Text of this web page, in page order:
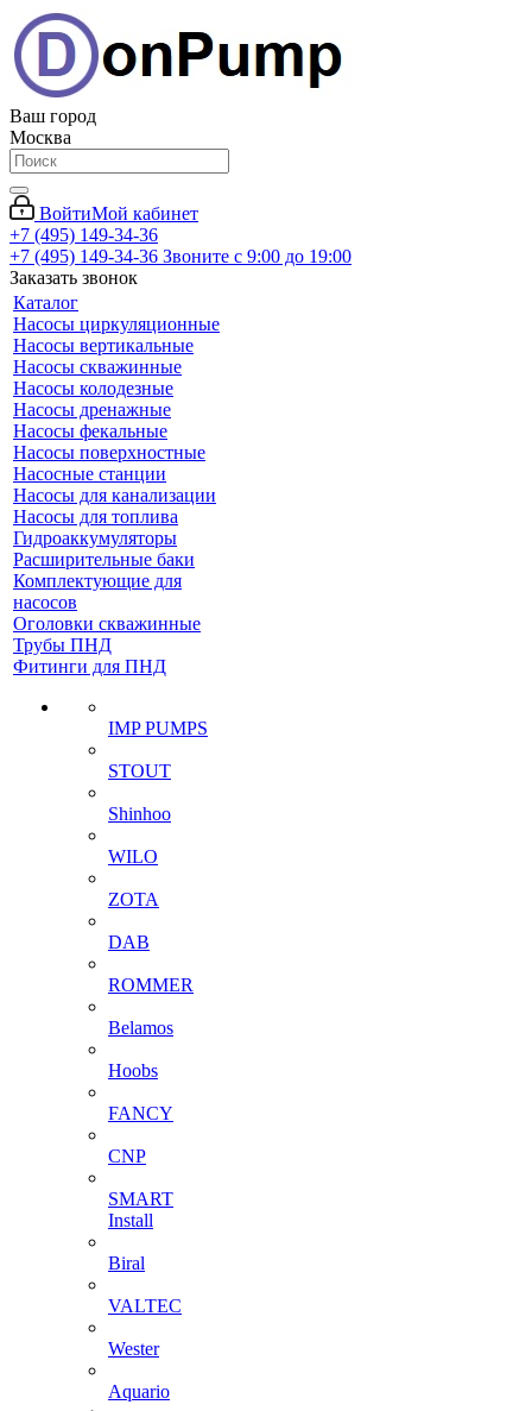
Ваш город
Москва
ВойтиМой кабинет
+7 (495) 149-34-36
+7 (495) 149-34-36 Звоните с 9:00 до 19:00
Заказать звонок
Каталог
Насосы циркуляционные
Насосы вертикальные
Насосы скважинные
Насосы колодезные
Насосы дренажные
Насосы фекальные
Насосы поверхностные
Насосные станции
Насосы для канализации
Насосы для топлива
Гидроаккумуляторы
Расширительные баки
Комплектующие для
насосов
Оголовки скважинные
Трубы ПНД
Фитинги для ПНД
IMP PUMPS
STOUT
Shinhoo
WILO
ZOTA
DAB
ROMMER
Belamos
Hoobs
FANCY
CNP
SMART
Install
Biral
VALTEC
Wester
Aquario